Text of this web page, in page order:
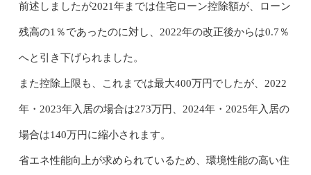
前述しましたが2021年までは住宅ローン控除額が、ローン
残高の1％であったのに対し、2022年の改正後からは0.7％
へと引き下げられました。
また控除上限も、これまでは最大400万円でしたが、2022
年・2023年入居の場合は273万円、2024年・2025年入居の
場合は140万円に縮小されます。
省エネ性能向上が求められているため、環境性能の高い住